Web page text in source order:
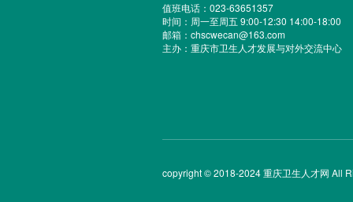
值班电话：023-63651357
时间：周一至周五 9:00-12:30 14:00-18:00
邮箱：chscwecan@163.com
主办：重庆市卫生人才发展与对外交流中心
copyright © 2018-2024 重庆卫生人才网 All